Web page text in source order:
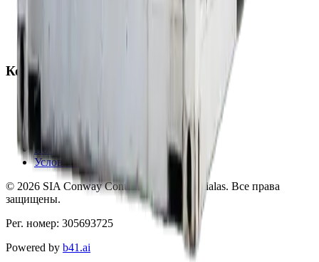
Индивидуальные контейнерные проекты
Компания
О нас
Галерея
Полезная информация
Контакты
Политика конфиденциальности
Условия использования
© 2026 SIA Conway Container Solutions filialas. Все права
защищены.
Рег. номер: 305693725
Powered by b41.ai